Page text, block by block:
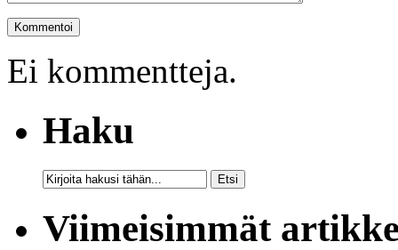
Ei kommentteja.
Haku
Viimeisimmät